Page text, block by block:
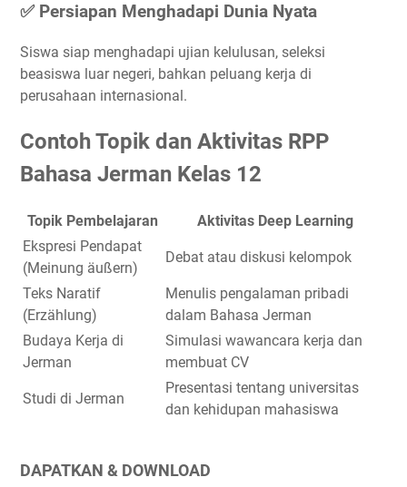
✅ Persiapan Menghadapi Dunia Nyata
Siswa siap menghadapi ujian kelulusan, seleksi
beasiswa luar negeri, bahkan peluang kerja di
perusahaan internasional.
Contoh Topik dan Aktivitas RPP
Bahasa Jerman Kelas 12
Topik Pembelajaran
Aktivitas Deep Learning
Ekspresi Pendapat
(Meinung äußern)
Debat atau diskusi kelompok
Teks Naratif
(Erzählung)
Menulis pengalaman pribadi
dalam Bahasa Jerman
Budaya Kerja di
Jerman
Simulasi wawancara kerja dan
membuat CV
Studi di Jerman
Presentasi tentang universitas
dan kehidupan mahasiswa
DAPATKAN & DOWNLOAD